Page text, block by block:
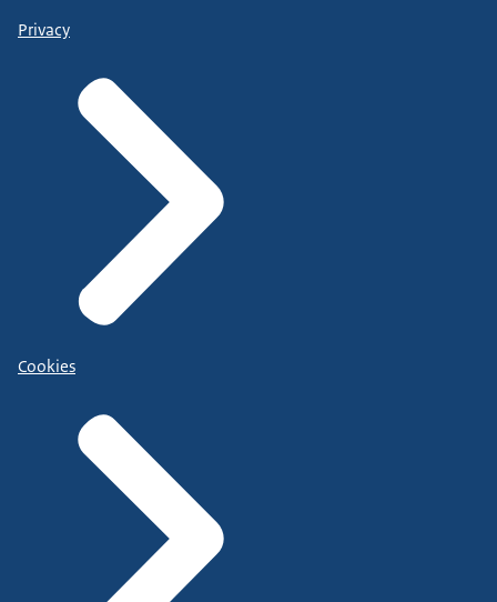
Privacy
Cookies